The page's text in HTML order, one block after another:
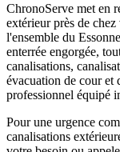
ChronoServe met en
extérieur près de
l'ensemble du
enterrée engorgée,
canalisations,
évacuation de cour et
professionnel équipé
Pour une urgence
canalisations